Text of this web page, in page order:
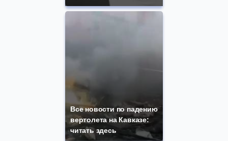
Все новости по падению
вертолета на Кавказе:
читать здесь